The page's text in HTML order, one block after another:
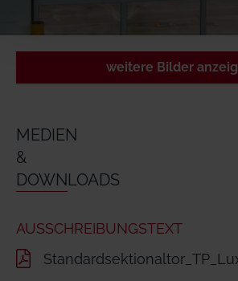
weitere Bilder
MEDIEN
&
DOWNLOADS
AUSSCHREIBUNGSTEXT